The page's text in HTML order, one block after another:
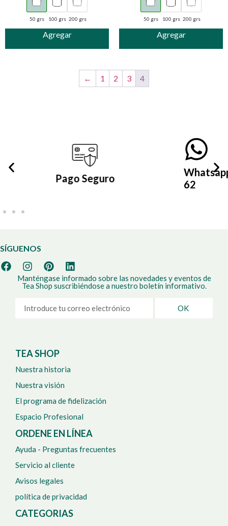
Agregar
50 grs 100 grs 200 grs
Agregar
50 grs 100 grs 200 grs
← 1 2 3 4
Whatsapp (+57) 305 399 21
62
SÍGUENOS
Manténgase informado sobre las novedades y eventos de
Tea Shop suscribiéndose a nuestro boletín informativo.
OK
TEA SHOP
Nuestra historia
Nuestra visión
El programa de fidelización
Espacio Profesional
ORDENE EN LÍNEA
Ayuda - Preguntas frecuentes
Servicio al cliente
Avisos legales
política de privacidad
CATEGORIAS